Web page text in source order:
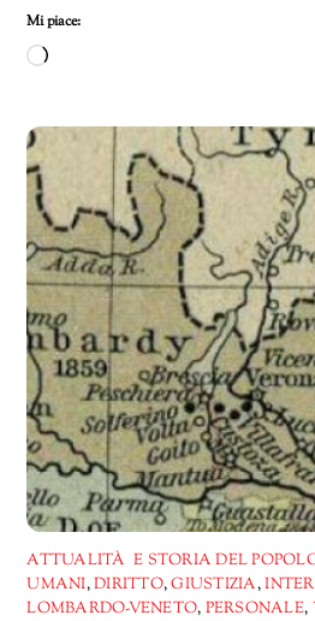
Mi piace:
Caricamento
corso…
ATTUALITÀ E STORIA DEL
UMANI,DIRITTO,GIUSTIZIA,
LOMBARDO-VENETO, PERSONALE,